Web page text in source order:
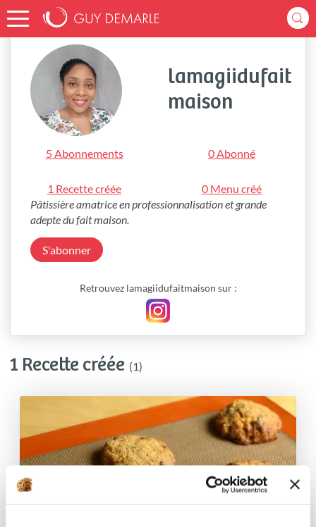
Accueil lamagiidufaitmaison
lamagiidufait
maison
5 Abonnements 0 Abonné
1 Recette créée
0 Menu créé
Pâtissière amatrice en professionnalisation et grande
adepte du fait maison.
S'abonner
Retrouvez lamagiidufaitmaison sur :
1 Recette créée (1)